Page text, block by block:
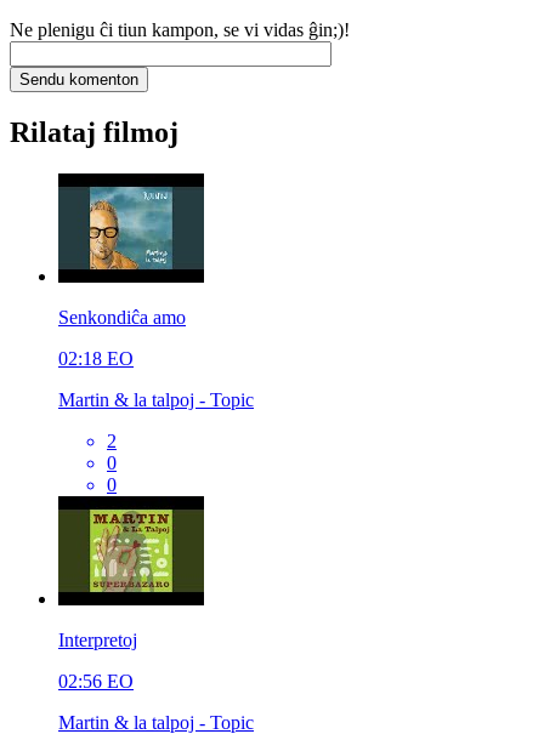
Ne plenigu ĉi tiun kampon, se vi vidas ĝin;)!
Rilataj filmoj
Senkondiĉa amo
02:18 EO
Martin & la talpoj - Topic
2
0
0
Interpretoj
02:56 EO
Martin & la talpoj - Topic